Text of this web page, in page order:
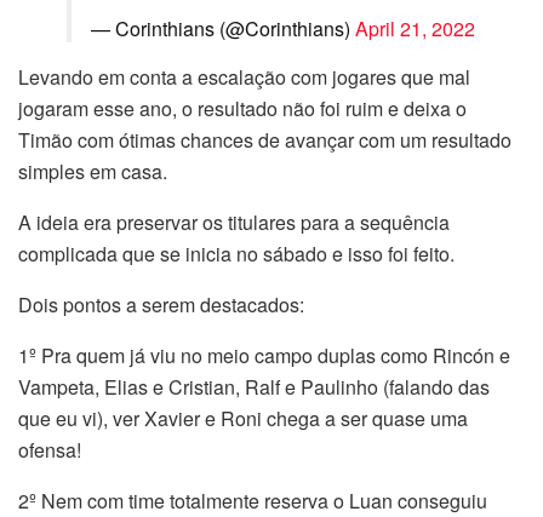
— Corinthians (@Corinthians) April 21, 2022
Levando em conta a escalação com jogares que mal
jogaram esse ano, o resultado não foi ruim e deixa o
Timão com ótimas chances de avançar com um resultado
simples em casa.
A ideia era preservar os titulares para a sequência
complicada que se inicia no sábado e isso foi feito.
Dois pontos a serem destacados:
1º Pra quem já viu no meio campo duplas como Rincón e
Vampeta, Elias e Cristian, Ralf e Paulinho (falando das
que eu vi), ver Xavier e Roni chega a ser quase uma
ofensa!
2º Nem com time totalmente reserva o Luan conseguiu